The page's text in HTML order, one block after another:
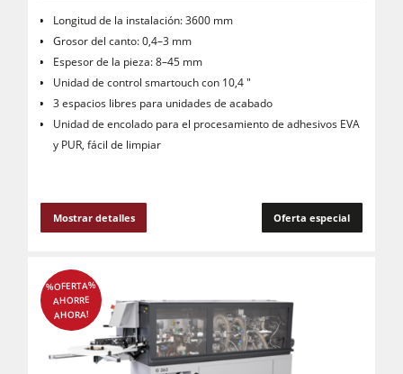
Longitud de la instalación: 3600 mm
Grosor del canto: 0,4–3 mm
Espesor de la pieza: 8–45 mm
Unidad de control smartouch con 10,4 "
3 espacios libres para unidades de acabado
Unidad de encolado para el procesamiento de adhesivos EVA
y PUR, fácil de limpiar
Mostrar detalles Oferta especial
%OFERTA%
AHORRE
AHORA!